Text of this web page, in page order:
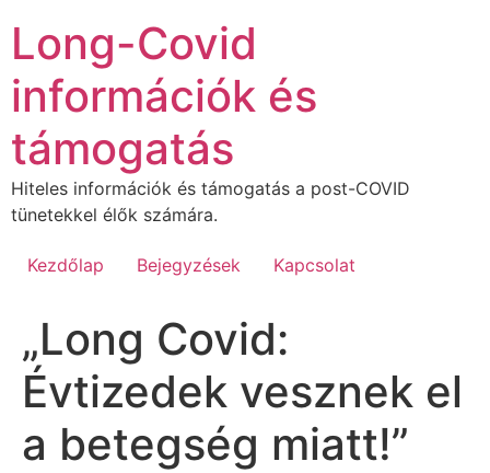
tartalomhoz
Long-Covid
információk és
támogatás
Hiteles információk és támogatás a post-COVID
tünetekkel élők számára.
Kezdőlap Bejegyzések Kapcsolat
„Long Covid:
Évtizedek vesznek el
a betegség miatt!”